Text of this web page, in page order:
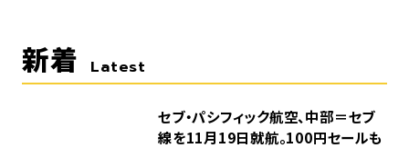
新着 Latest
セブ・パシフィック航空、中部＝セブ
線を11月19日就航。100円セールも